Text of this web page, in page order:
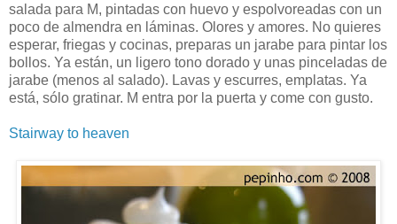
salada para M, pintadas con huevo y espolvoreadas con un
poco de almendra en láminas. Olores y amores. No quieres
esperar, friegas y cocinas, preparas un jarabe para pintar los
bollos. Ya están, un ligero tono dorado y unas pinceladas de
jarabe (menos al salado). Lavas y escurres, emplatas. Ya
está, sólo gratinar. M entra por la puerta y come con gusto.
Stairway to heaven